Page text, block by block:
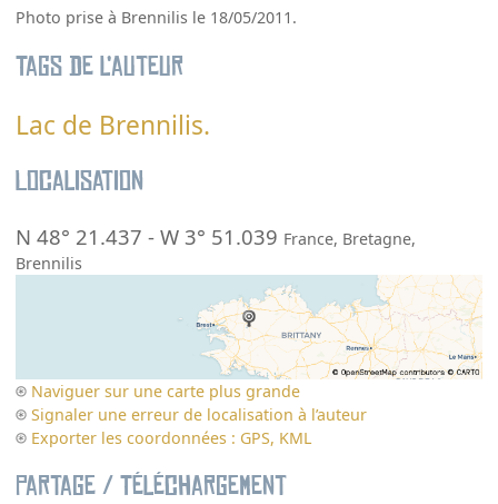
Photo prise à Brennilis le 18/05/2011.
Tags de l’auteur
Lac de Brennilis.
Localisation
N 48° 21.437 -W 3° 51.039 France, Bretagne,
Brennilis
Naviguer sur une carte plus grande
Signaler une erreur de localisation à l’auteur
Exporter les coordonnées : GPS, KML
Partage / Téléchargement